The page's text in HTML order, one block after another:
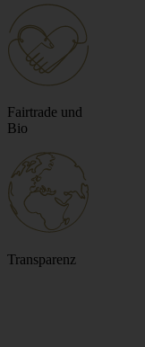
Fairtrade und
Bio
Transparenz